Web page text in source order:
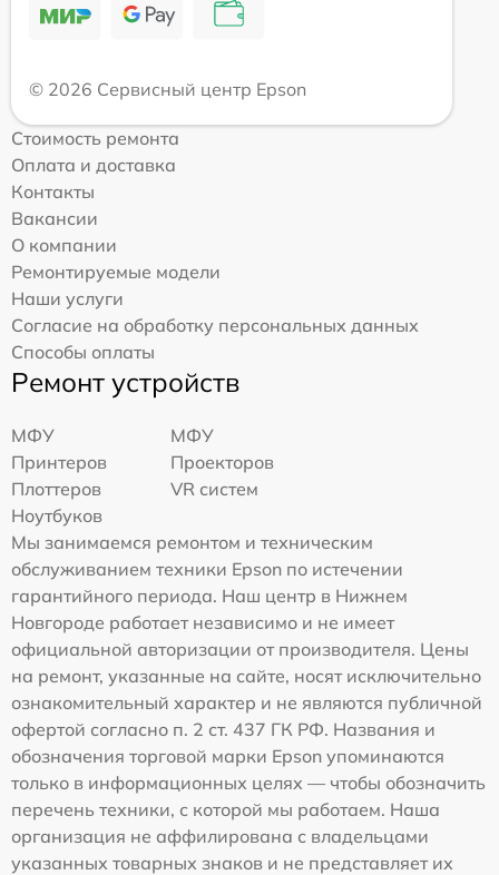
© 2026 Сервисный центр Epson
Стоимость ремонта
Оплата и доставка
Контакты
Вакансии
О компании
Ремонтируемые модели
Наши услуги
Согласие на обработку персональных данных
Способы оплаты
Ремонт устройств
МФУ
МФУ
Принтеров
Проекторов
Плоттеров
VR систем
Ноутбуков
Мы занимаемся ремонтом и техническим
обслуживанием техники Epson по истечении
гарантийного периода. Наш центр в Нижнем
Новгороде работает независимо и не имеет
официальной авторизации от производителя. Цены
на ремонт, указанные на сайте, носят исключительно
ознакомительный характер и не являются публичной
офертой согласно п. 2 ст. 437 ГК РФ. Названия и
обозначения торговой марки Epson упоминаются
только в информационных целях — чтобы обозначить
перечень техники, с которой мы работаем. Наша
организация не аффилирована с владельцами
указанных товарных знаков и не представляет их